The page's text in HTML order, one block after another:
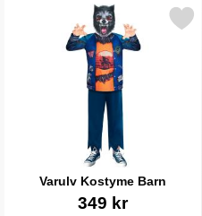
som favoritt
Varulv Kostyme Barn
Varenummer 24513
349 kr
Merk varulv Kostyme